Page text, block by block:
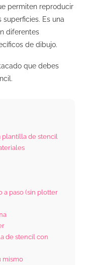
permiten reproducir
Es una
diferentes
de dibujo.
que debes
plantilla de stencil
a paso (sin plotter
de stencil con
mismo